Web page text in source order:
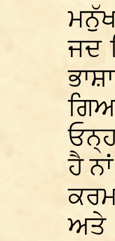
ਜਦ
ਹੈ
ਅਤੇ